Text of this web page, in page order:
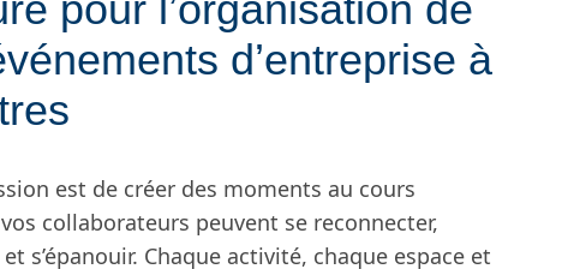
d’entreprise à
est de créer des moments au cours
collaborateurs peuvent se reconnecter,
s’épanouir. Chaque activité, chaque espace et